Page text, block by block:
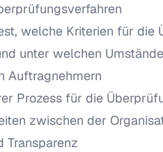
welche Kriterien für
unter welchen
Auftragnehmern
Prozess für die
zwischen der
Transparenz